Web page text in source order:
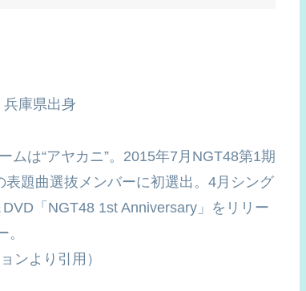
庫県出身
は“アヤカニ”。2015年7月NGT48第1期
題曲選抜メンバーに初選出。4月シング
「NGT48 1st Anniversary」をリリー
ンより引用）